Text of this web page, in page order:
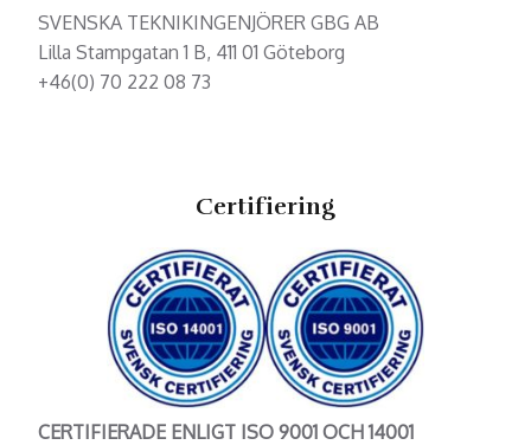
SVENSKA TEKNIKINGENJÖRER GBG AB
Lilla Stampgatan 1 B, 411 01 Göteborg
+46(0) 70 222 08 73
Certifiering
CERTIFIERADE ENLIGT ISO 9001 OCH 14001